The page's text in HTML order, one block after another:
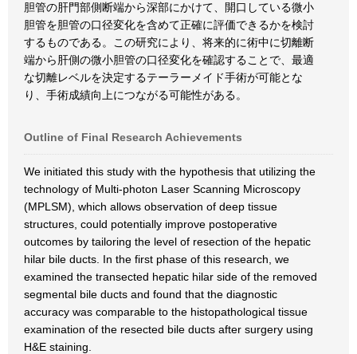
胆管の肝門部側断端から深部にかけて、開口している微小
胆管を胆管の口径変化を含めて正確に評価できるかを検討
するものである。この研究により、将来的に術中に切離断
端から肝側の微小胆管の口径変化を確認することで、最適
な切離レベルを決定するテーラーメイド手術が可能とな
り、手術成績向上につながる可能性がある。
Outline of Final Research Achievements
We initiated this study with the hypothesis that utilizing the
technology of Multi-photon Laser Scanning Microscopy
(MPLSM), which allows observation of deep tissue
structures, could potentially improve postoperative
outcomes by tailoring the level of resection of the hepatic
hilar bile ducts. In the first phase of this research, we
examined the transected hepatic hilar side of the removed
segmental bile ducts and found that the diagnostic
accuracy was comparable to the histopathological tissue
examination of the resected bile ducts after surgery using
H&E staining.